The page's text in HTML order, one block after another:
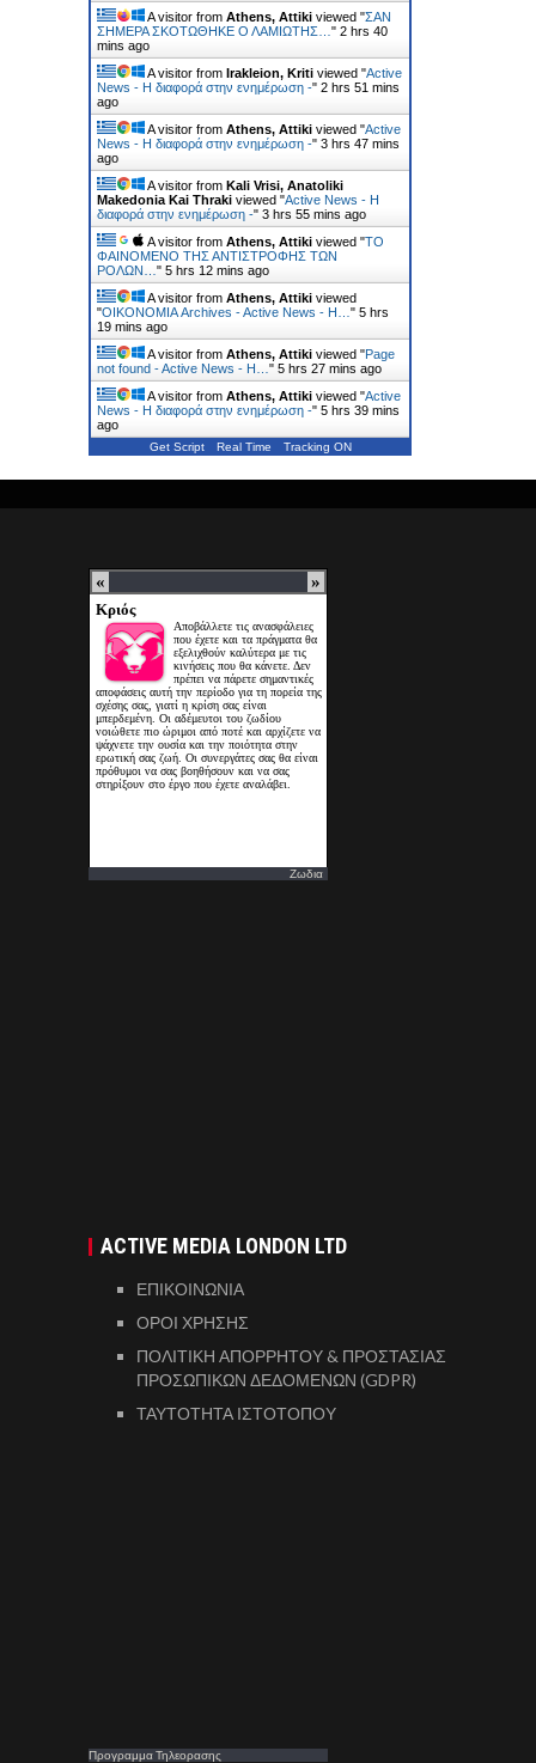
A visitor from Athens, Attiki viewed "ΣΑΝ
ΣΗΜΕΡΑ ΣΚΟΤΩΘΗΚΕ Ο ΛΑΜΙΩΤΗΣ… " 2 hrs 40
mins ago
A visitor from Irakleion, Kriti viewed "Active
News - Η διαφορά στην ενημέρωση -" 2 hrs 51 mins
ago
A visitor from Athens, Attiki viewed "Active
News - Η διαφορά στην ενημέρωση -" 3 hrs 47 mins
ago
A visitor from Kali Vrisi, Anatoliki
Makedonia Kai Thraki viewed "Active News - Η
διαφορά στην ενημέρωση -" 3 hrs 55 mins ago
A visitor from Athens, Attiki viewed "ΤΟ
ΦΑΙΝΟΜΕΝΟ ΤΗΣ ΑΝΤΙΣΤΡΟΦΗΣ ΤΩΝ
ΡΟΛΩΝ… " 5 hrs 12 mins ago
A visitor from Athens, Attiki viewed
"ΟΙΚΟΝΟΜΙΑ Archives - Active News - Η… " 5 hrs
19 mins ago
A visitor from Athens, Attiki viewed "Page
not found - Active News - Η… " 5 hrs 27 mins ago
A visitor from Athens, Attiki viewed "Active
News - Η διαφορά στην ενημέρωση -" 5 hrs 39 mins
ago
Get Script Real Time Tracking ON
Ζωδια
ACTIVE MEDIA LONDON LTD
ΕΠΙΚΟΙΝΩΝΙΑ
ΟΡΟΙ ΧΡΗΣΗΣ
ΠΟΛΙΤΙΚΗ ΑΠΟΡΡΗΤΟΥ & ΠΡΟΣΤΑΣΙΑΣ
ΠΡΟΣΩΠΙΚΩΝ ΔΕΔΟΜΕΝΩΝ (GDPR)
ΤΑΥΤΟΤΗΤΑ ΙΣΤΟΤΟΠΟΥ
Προγραμμα Τηλεορασης